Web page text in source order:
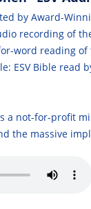
by Award-
recording of
word reading
ESV Bible read
a not-for-profit
the massive